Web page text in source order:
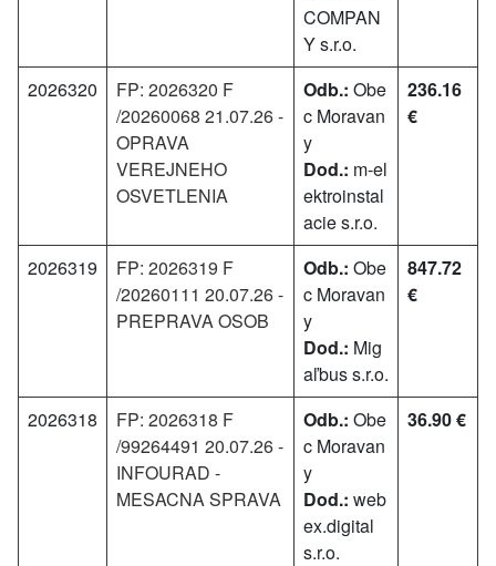
COMPAN
Y s.r.o.
2026320
FP: 2026320 F
/20260068 21.07.26 -
OPRAVA
VEREJNEHO
OSVETLENIA
Odb.: Obe
c Moravan
y
Dod.: m-el
ektroinstal
acie s.r.o.
236.16
€
2026319
FP: 2026319 F
/20260111 20.07.26 -
PREPRAVA OSOB
Odb.: Obe
c Moravan
y
Dod.: Mig
aľbus s.r.o.
847.72
€
2026318
FP: 2026318 F
/99264491 20.07.26 -
INFOURAD -
MESACNA SPRAVA
Odb.: Obe
c Moravan
y
Dod.: web
ex.digital
s.r.o.
36.90 €